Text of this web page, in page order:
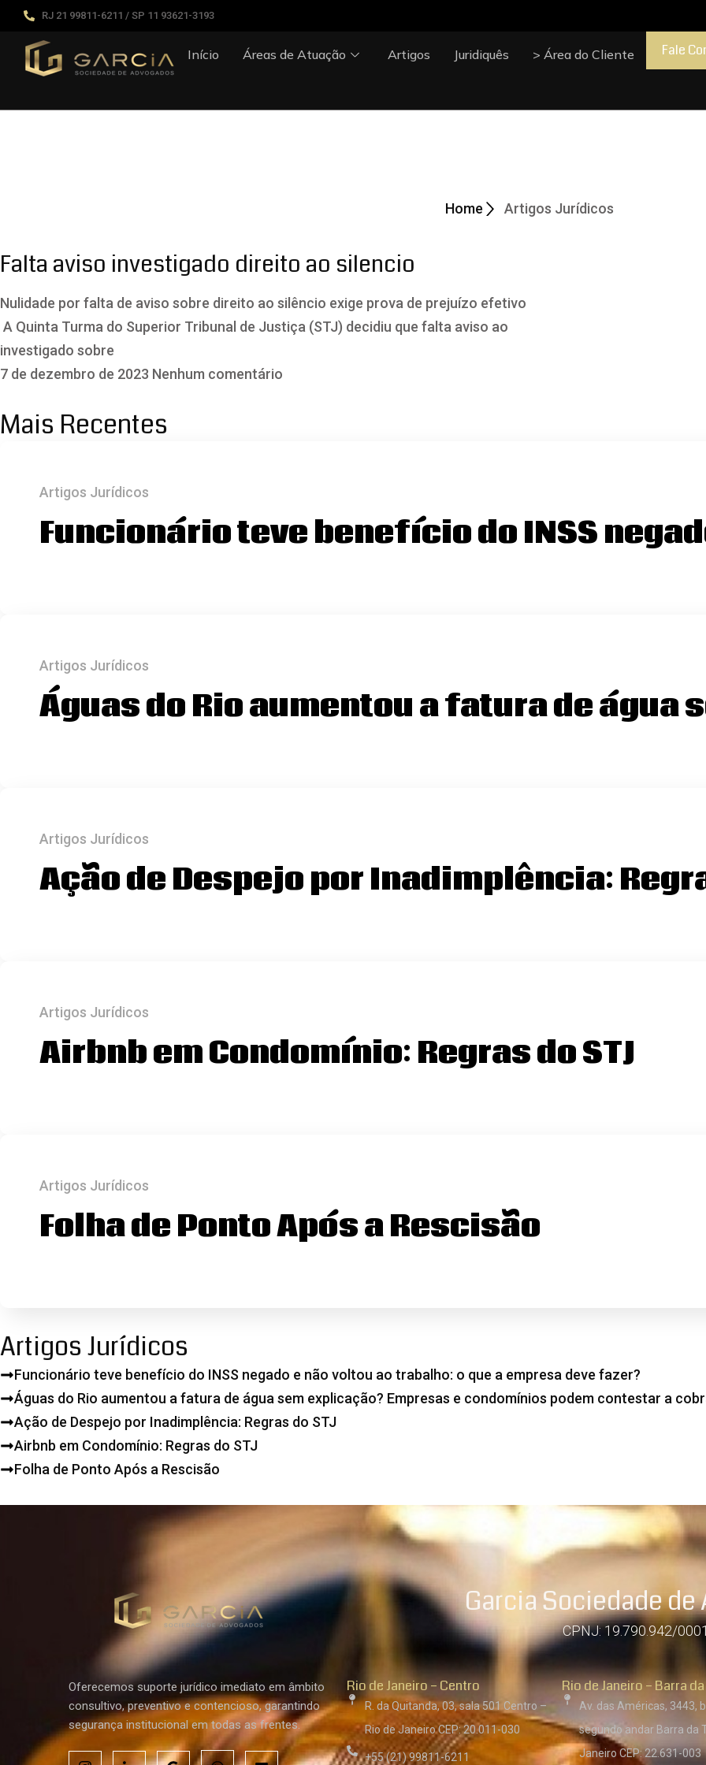
RJ 21 99811-6211 / SP 11 93621-3193
Início Áreas de Atuação Artigos Juridiquês > Área do Cliente Fale
Home Artigos Jurídicos
Falta aviso investigado direito ao silencio
Nulidade por falta de aviso sobre direito ao silêncio exige prova de prejuízo efetivo
​A Quinta Turma do Superior Tribunal de Justiça (STJ) decidiu que falta aviso ao
investigado sobre
7 de dezembro de 2023 Nenhum comentário
Mais Recentes
Artigos Jurídicos
Funcionário teve benefício do INSS
Artigos Jurídicos
Águas do Rio aumentou a fatura de água
Artigos Jurídicos
Ação de Despejo por Inadimplência:
Artigos Jurídicos
Airbnb em Condomínio: Regras do STJ
Artigos Jurídicos
Folha de Ponto Após a Rescisão
Artigos Jurídicos
Funcionário teve benefício do INSS negado e não voltou ao trabalho: o que a empresa deve fazer?
Águas do Rio aumentou a fatura de água sem explicação? Empresas e condomínios podem contestar a
Ação de Despejo por Inadimplência: Regras do STJ
Airbnb em Condomínio: Regras do STJ
Folha de Ponto Após a Rescisão
Garcia Sociedade de
CPNJ: 19.790.942/
Oferecemos suporte jurídico imediato em âmbito
consultivo, preventivo e contencioso, garantindo
segurança institucional em todas as frentes.
Rio de Janeiro – Centro
R. da Quitanda, 03, sala 501 Centro –
Rio de Janeiro CEP: 20.011-030
+55 (21) 99811-6211
Rio de Janeiro – Barra
Av. das Américas, 3443,
segundo andar Barra da
Janeiro CEP: 22.631-003